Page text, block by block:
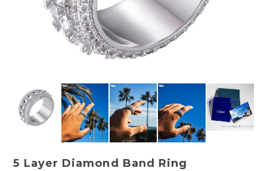
5 Layer Diamond Band Ring